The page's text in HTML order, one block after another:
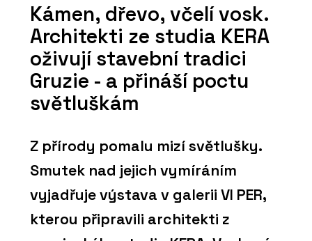
Kámen, dřevo, včelí vosk.
Architekti ze studia KERA
oživují stavební tradici
Gruzie - a přináší poctu
světluškám
Z přírody pomalu mizí světlušky.
Smutek nad jejich vymíráním
vyjadřuje výstava v galerii VI PER,
kterou připravili architekti z